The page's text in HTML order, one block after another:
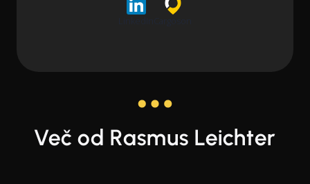
Več od Rasmus Leichter